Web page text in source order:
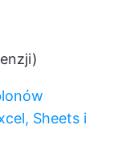
Sheets i